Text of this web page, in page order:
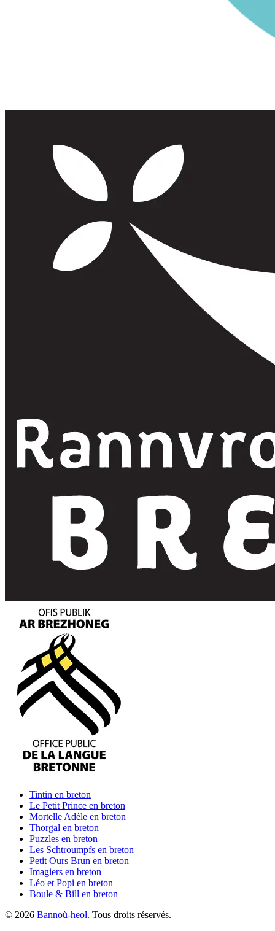
Tintin en breton
Le Petit Prince en breton
Mortelle Adèle en breton
Thorgal en breton
Puzzles en breton
Les Schtroumpfs en breton
Petit Ours Brun en breton
Imagiers en breton
Léo et Popi en breton
Boule & Bill en breton
© 2026 Bannoù-heol. Tous droits réservés.